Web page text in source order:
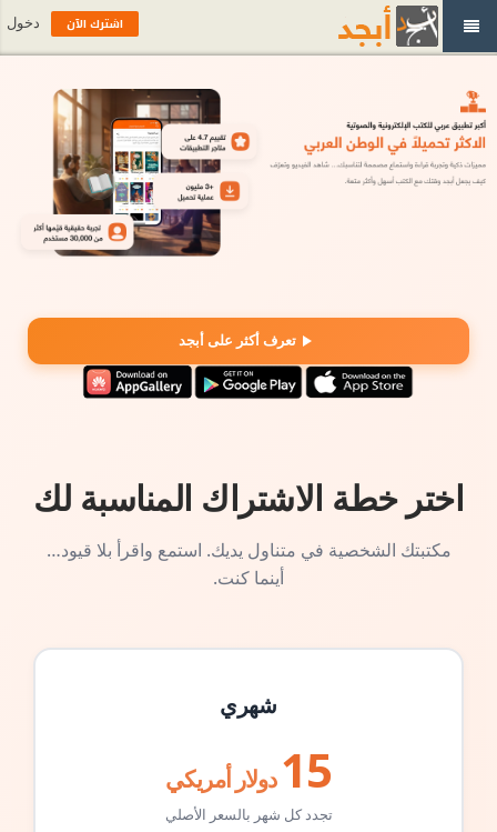
تعرف أكثر على أبجد
اختر خطة الاشتراك المناسبة لك
مكتبتك الشخصية في متناول يديك. استمع واقرأ بلا قيود…
أينما كنت.
شهري
15 دولار أمريكي
تجدد كل شهر بالسعر الأصلي
اشترك الآن دخول